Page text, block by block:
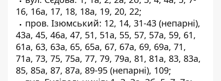
16, 16а, 17, 18, 18а, 19, 20, 22;
пров. Ізюмський: 12, 14, 31-43 (непарні),
43а, 45, 46а, 47, 51, 51а, 55, 57, 57а, 59, 61,
61а, 63, 63а, 65, 65а, 67, 67а, 69, 69а, 71,
71а, 73, 75, 75а, 77, 79, 79а, 81, 81а, 83, 83а,
85, 85а, 87, 87а, 89-95 (непарні), 109;